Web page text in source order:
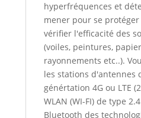
hyperfréquences et
mener pour se
vérifier l'efficacité des
(voiles, peintures,
rayonnements etc..).
les stations d'antennes
génértation 4G ou LTE
WLAN (WI-FI) de type
Bluetooth des